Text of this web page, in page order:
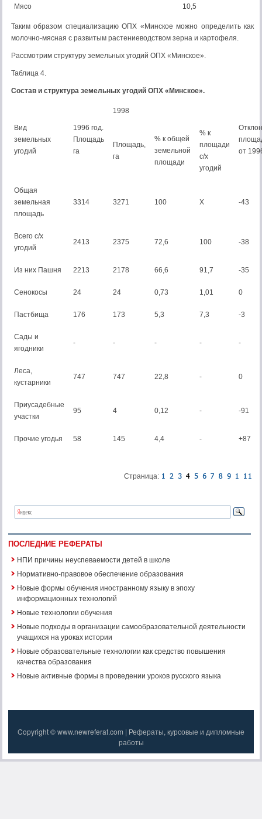
Мясо 10,5
Таким образом специализацию ОПХ «Минское можно определить как
молочно-мясная с развитым растениеводством зерна и картофеля.
Рассмотрим структуру земельных угодий ОПХ «Минское».
Таблица 4.
Состав и структура земельных угодий ОПХ «Минское».
Вид
земельных
угодий
1996 год.
Площадь
га
1998
от
Площадь,
га
% к общей
земельной
площади
% к
площади
с/х
угодий
Общая
земельная
площадь
3314 3271 100 Х -43
Всего с/х
угодий
2413 2375 72,6 100 -38
Из них Пашня 2213 2178 66,6 91,7 -35
Сенокосы 24 24 0,73 1,01 0
Пастбища 176 173 5,3 7,3 -3
Сады и
ягодники
- - - - -
Леса,
кустарники
747 747 22,8 - 0
Приусадебные
участки
95 4 0,12 - -91
Прочие угодья 58 145 4,4 - +87
Страница:
ПОСЛЕДНИЕ РЕФЕРАТЫ
НПИ причины неуспеваемости детей в школе
Нормативно-правовое обеспечение образования
Новые формы обучения иностранному языку в эпоху
информационных технологий
Новые технологии обучения
Новые подходы в организации самообразовательной деятельности
учащихся на уроках истории
Новые образовательные технологии как средство повышения
качества образования
Новые активные формы в проведении уроков русского языка
Copyright © www.newreferat.com | Рефераты, курсовые и дипломные
работы